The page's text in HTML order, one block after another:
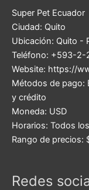
Super Pet Ecuador
Ciudad: Quito
Ubicación: Quito -
Teléfono: +593-2-
Website: https://
Métodos de pago:
y crédito
Moneda: USD
Horarios: Todos
Rango de precios:
Redes